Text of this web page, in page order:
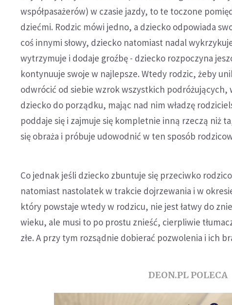
współpasażerów) w czasie jazdy, to te toczone
dziećmi. Rodzic mówi jedno, a dziecko odpowiada
coś innymi słowy, dziecko natomiast nadal
wytrzymuje i dodaje groźbę - dziecko rozpoczyna
kontynuuje swoje w najlepsze. Wtedy rodzic, żeby
odwrócić od siebie wzrok wszystkich podróżujących,
dziecko do porządku, mając nad nim władzę
poddaje się i zajmuje się kompletnie inną rzeczą niż
się obraża i próbuje udowodnić w ten sposób
Co jednak jeśli dziecko zbuntuje się przeciwko
natomiast nastolatek w trakcie dojrzewania i w
który powstaje wtedy w rodzicu, nie jest łatwy do
wieku, ale musi to po prostu znieść, cierpliwie
złe. A przy tym rozsądnie dobierać pozwolenia i ich
DEON.PL POLECA